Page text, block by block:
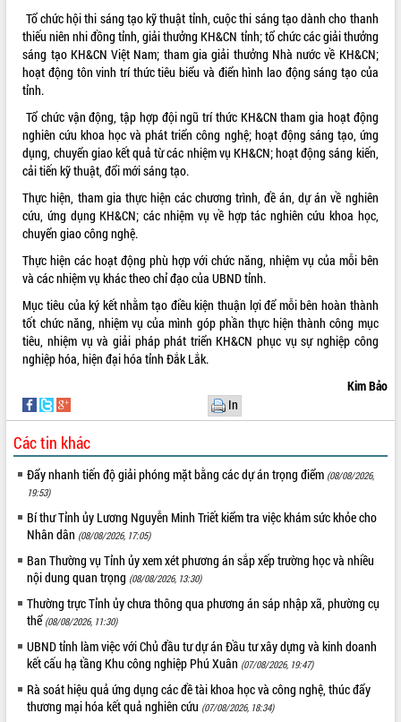
Khám bệnh, cấp phát thuốc miễn phí
và tặng quà người dân xã Cư Pui
Hội nghị UBND tỉnh Đắk Lắk thường kỳ
tháng 7/2026
Nam Anh hùng” và trao Huân chương
Lao động
UBND tỉnh Đắk Lắk triển khai nhiệm
vụ 6 tháng cuối năm 2026
Kỳ họp thứ Hai, Hội đồng nhân dân
tỉnh khóa XI quyết nghị nhiều nội dung
quan trọng
Bí thư Tỉnh ủy Lương Nguyễn Minh
Triết thăm, tặng quà người có công với
cách mạng
Rà soát, hoàn thiện hệ thống thiết chế
văn hóa, thể thao đáp ứng yêu cầu
phát triển mới
mặt Đoàn chuyên gia y tế TP. Hồ Chí
Minh
Lễ truy điệu và an táng hài cốt liệt sĩ
tại Nghĩa trang Liệt sĩ xã Sơn Hòa
Bàn giải pháp tháo gỡ khó khăn trong
xuất khẩu sầu riêng và triển khai quy
định EUDR
Thứ trưởng Bộ Nông nghiệp và Môi
trường Nguyễn Hoàng Hiệp khảo sát
vùng trồng và doanh nghiệp đóng gói
sầu riêng tại Đắk Lắk
Trình diễn nghệ thuật chế biến các
món ăn từ sầu riêng
Đắk Lắk công bố Quy hoạch và xúc
tiến đầu tư tỉnh
Ngành cá ngừ Đắk Lắk chủ động thích
ứng để giữ vững thị trường xuất khẩu
ALBUM ẢNH
Tổ chức hội thi sáng tạo kỹ thuật tỉnh, cuộc thi sáng tạo dành cho thanh
thiếu niên nhi đồng tỉnh, giải thưởng KH&CN tỉnh; tổ chức các giải thưởng
sáng tạo KH&CN Việt Nam; tham gia giải thưởng Nhà nước về KH&CN;
hoạt động tôn vinh trí thức tiêu biểu và điển hình lao động sáng tạo của
tỉnh.
Tổ chức vận động, tập hợp đội ngũ trí thức KH&CN tham gia hoạt động
nghiên cứu khoa học và phát triển công nghệ; hoạt động sáng tạo, ứng
dụng, chuyển giao kết quả từ các nhiệm vụ KH&CN; hoạt động sáng kiến,
cải tiến kỹ thuật, đổi mới sáng tạo.
Thực hiện, tham gia thực hiện các chương trình, đề án, dự án về nghiên
cứu, ứng dụng KH&CN; các nhiệm vụ về hợp tác nghiên cứu khoa học,
chuyển giao công nghệ.
Thực hiện các hoạt động phù hợp với chức năng, nhiệm vụ của mỗi bên
và các nhiệm vụ khác theo chỉ đạo của UBND tỉnh.
Mục tiêu của ký kết nhằm tạo điều kiện thuận lợi để mỗi bên hoàn thành
tốt chức năng, nhiệm vụ của mình góp phần thực hiện thành công mục
tiêu, nhiệm vụ và giải pháp phát triển KH&CN phục vụ sự nghiệp công
nghiệp hóa, hiện đại hóa tỉnh Đắk Lắk.
Kim Bảo
In
Các tin khác
Đẩy nhanh tiến độ giải phóng mặt bằng các dự án trọng điểm (08/08/2026,
19:53)
Bí thư Tỉnh ủy Lương Nguyễn Minh Triết kiểm tra việc khám sức khỏe cho
Nhân dân (08/08/2026, 17:05)
Ban Thường vụ Tỉnh ủy xem xét phương án sắp xếp trường học và nhiều
nội dung quan trọng (08/08/2026, 13:30)
Thường trực Tỉnh ủy chưa thông qua phương án sáp nhập xã, phường cụ
thể (08/08/2026, 11:30)
UBND tỉnh làm việc với Chủ đầu tư dự án Đầu tư xây dựng và kinh doanh
kết cấu hạ tầng Khu công nghiệp Phú Xuân (07/08/2026, 19:47)
Rà soát hiệu quả ứng dụng các đề tài khoa học và công nghệ, thúc đẩy
thương mại hóa kết quả nghiên cứu (07/08/2026, 18:34)